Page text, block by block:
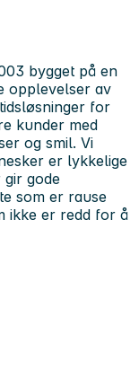
bygget på en
opplevelser av
for
kunder med
og smil. Vi
er lykkelige
gir gode
som er rause
ikke er redd for å